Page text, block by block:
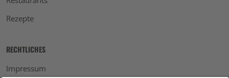
Rezepte
RECHTLICHES
Impressum